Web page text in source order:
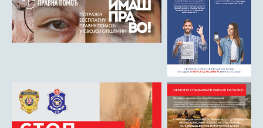
Урбанизам и грађевинарство
Борачко-инвалидска заштита
Друштвена брига о деци
Служба за пољопривреду, водопривреду и заштиту животне
Приватно предузетништво
Бирачки списак